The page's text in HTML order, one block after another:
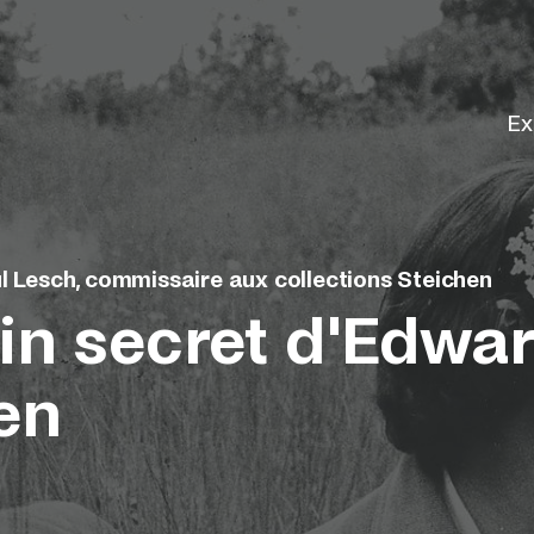
secret
Lesch, commissaire aux collections Steichen